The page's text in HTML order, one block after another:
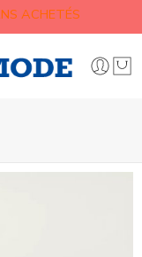
ACHETÉS